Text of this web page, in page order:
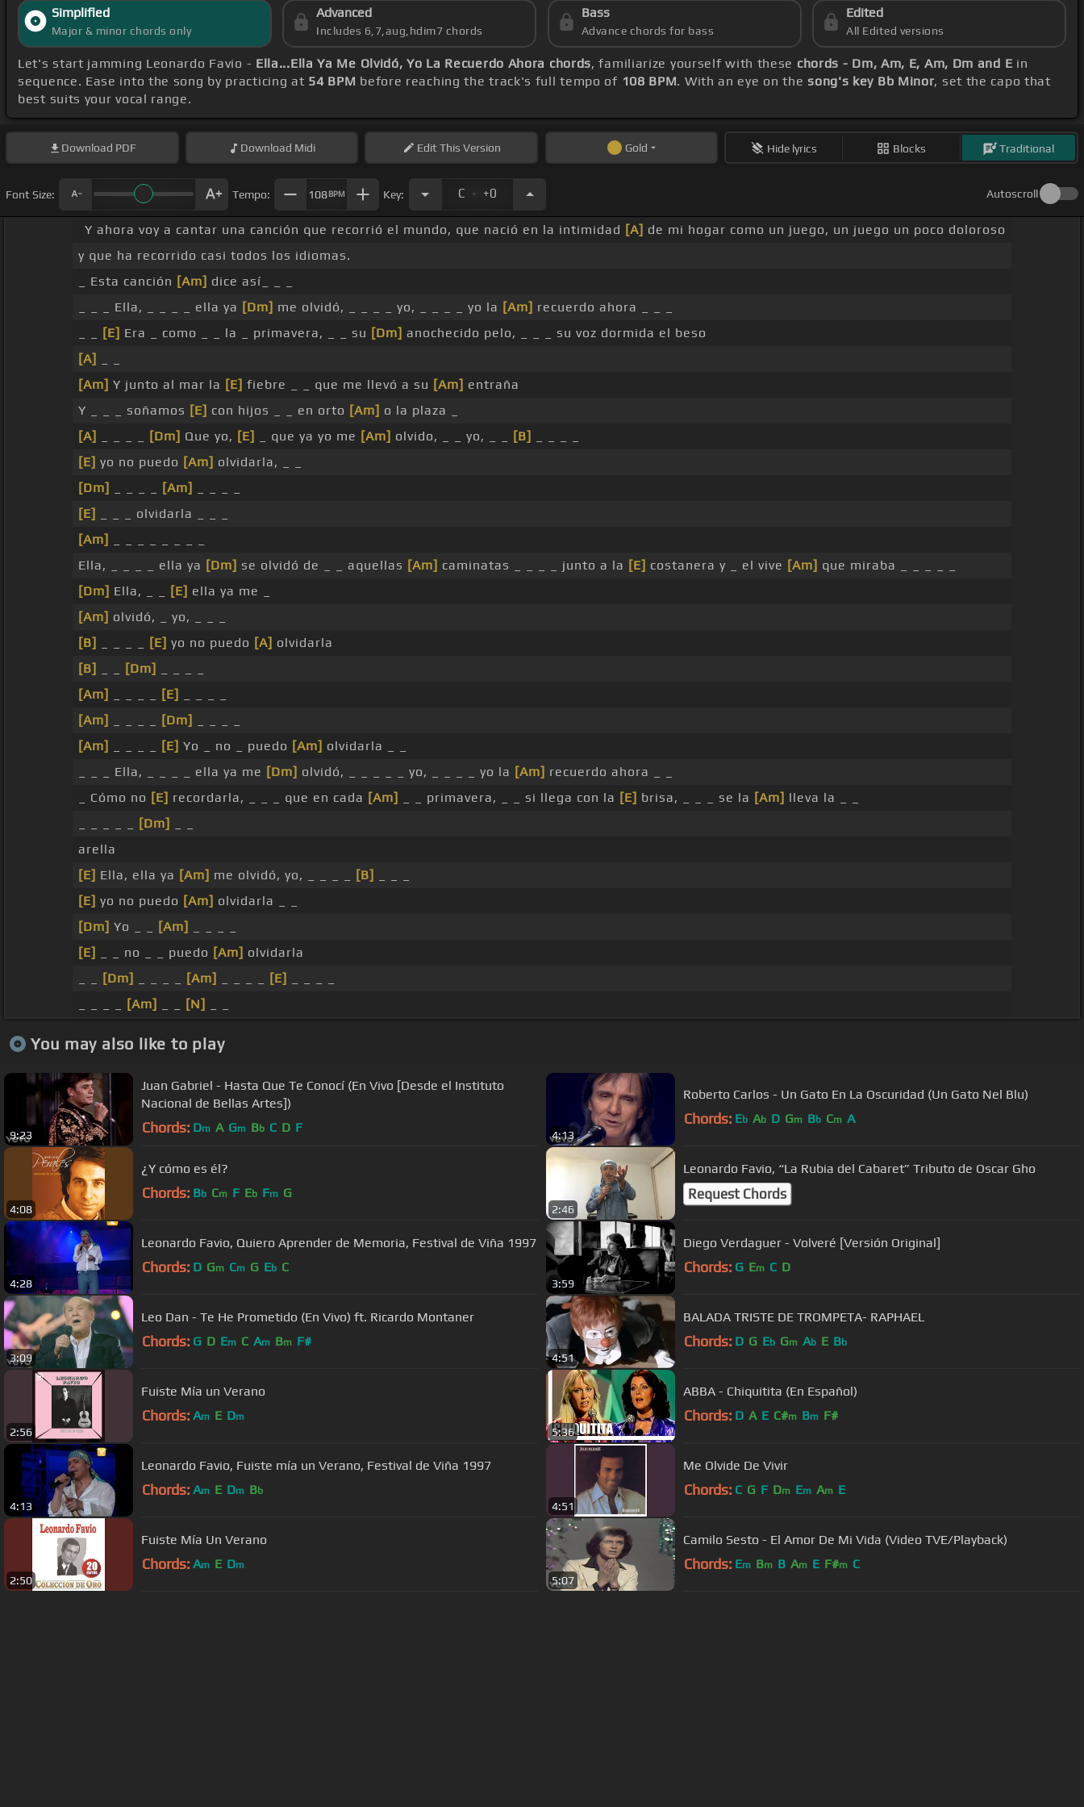
Simplified
Major & minor chords only
Advanced
Includes 6,7,aug,hdim7 chords
Bass
Advance chords for bass
Edited
All Edited versions
Let's start jamming Leonardo Favio - Ella...Ella Ya Me Olvidó, Yo La Recuerdo Ahora chords, familiarize yourself with these chords - Dm, Am, E, Am, Dm and E in
sequence. Ease into the song by practicing at 54 BPM before reaching the track's full tempo of 108 BPM. With an eye on thesong's key Bb Minor, set the capo that
best suits your vocal range.
Download PDF Download Midi EditThis Version Gold Hide lyrics Blocks Traditional
Font Size: Tempo: 108BPM Key: C . +0 Autoscroll
Y ahora voy a cantar una canción que recorrió el mundo, que nació en la intimidad [A] de mi hogar como un juego, un juego un poco doloroso
y que ha recorrido casi todos los idiomas.
_ Esta canción [Am] dice así_ _ _
_ _ _ Ella, _ _ _ _ ella ya [Dm] me olvidó, _ _ _ _ yo, _ _ _ _ yo la [Am] recuerdo ahora _ _ _
[E] Era _ como _ _ la _ primavera, _ _ su [Dm] anochecido pelo, _ _ _ su voz dormida el beso
[A]
[Am] Y junto al mar la [E] fiebre _ _ que me llevó a su [Am] entraña
Y _ _ _ soñamos [E] con hijos _ _ en orto [Am] o la plaza _
[A]
[Dm] Que yo, [E] _ que ya yo me [Am] olvido, _ _ yo, _ _ [B]
[E] yo no puedo [Am] olvidarla, _ _
[Dm]
[Am]
[E]
_ _ _ olvidarla _ _ _
[Am]
Ella, _ _ _ _ ella ya [Dm] se olvidó de _ _ aquellas [Am] caminatas _ _ _ _ junto a la [E] costanera y _ el vive [Am] que miraba _ _ _ _ _
[Dm] Ella, _ _ [E] ella ya me _
[Am] olvidó, _ yo, _ _ _
[B]
[E] yo no puedo [A] olvidarla
[B]
[Dm]
[Am]
[E]
[Am]
[Dm]
[Am]
[E] Yo _ no _ puedo [Am] olvidarla _ _
_ _ _ Ella, _ _ _ _ ella ya me [Dm] olvidó, _ _ _ _ _ yo, _ _ _ _ yo la [Am] recuerdo ahora _ _
_ Cómo no [E] recordarla, _ _ _ que en cada [Am] _ _ primavera, _ _ si llega con la [E] brisa, _ _ _ se la [Am] lleva la _ _
[Dm]
arella
[E] Ella, ella ya [Am] me olvidó, yo, _ _ _ _ [B]
[E] yo no puedo [Am] olvidarla _ _
[Dm] Yo _ _ [Am]
[E]
_ _ no _ _ puedo [Am] olvidarla
[Dm] [Am] [E]
[Am] [N]
You may also like to play
9:23
Juan Gabriel - Hasta Que Te Conocí (En Vivo [Desde el Instituto
Nacional de Bellas Artes])
Chords: Dm A Gm Bb C D F
4:13
Roberto Carlos - Un Gato En La Oscuridad (Un Gato Nel Blu)
Chords: Eb Ab D Gm Bb Cm A
4:08
¿Y cómo es él?
Chords: Bb Cm F Eb Fm G
2:46
Leonardo Favio, “La Rubia del Cabaret” Tributo de Oscar Gho
Request Chords
4:28
Leonardo Favio, Quiero Aprender de Memoria, Festival de Viña 1997
Chords: D Gm Cm G Eb C
3:59
Diego Verdaguer - Volveré [Versión Original]
Chords: G Em C D
3:09
Leo Dan - Te He Prometido (En Vivo) ft. Ricardo Montaner
Chords: G D Em C Am Bm F#
4:51
BALADA TRISTE DE TROMPETA- RAPHAEL
Chords: D G Eb Gm Ab E Bb
2:56
Fuiste Mía un Verano
Chords: Am E Dm
5:36
ABBA - Chiquitita (En Español)
Chords: D A E C#m Bm F#
4:13
Leonardo Favio, Fuiste mía un Verano, Festival de Viña 1997
Chords: Am E Dm Bb
4:51
Me Olvide De Vivir
Chords: C G F Dm Em Am E
2:50
Fuiste Mía Un Verano
Chords: Am E Dm
5:07
Camilo Sesto - El Amor De Mi Vida (Video TVE/Playback)
Chords: Em Bm B Am E F#m C